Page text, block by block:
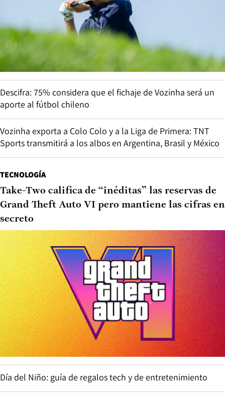
Descifra: 75% considera que el fichaje de Vozinha será un
aporte al fútbol chileno
Vozinha exporta a Colo Colo y a la Liga de Primera: TNT
Sports transmitirá a los albos en Argentina, Brasil y México
TECNOLOGÍA
Take-Two califica de “inéditas” las reservas de
Grand Theft Auto VI pero mantiene las cifras en
secreto
Día del Niño: guía de regalos tech y de entretenimiento